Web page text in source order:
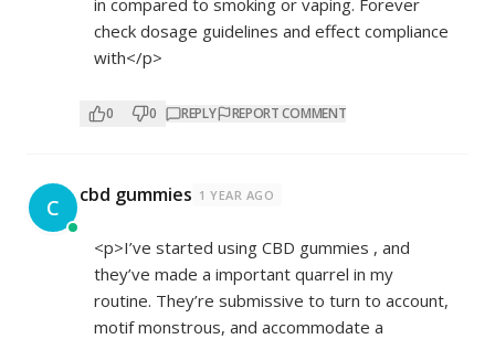
check dosage guidelines and effect compliance
with</p>
0 0 REPLY REPORT COMMENT
C cbd gummies 1 YEAR AGO
<p>I’ve started using CBD gummies , and
they’ve made a important quarrel in my
routine. They’re submissive to turn to account,
motif monstrous, and accommodate a